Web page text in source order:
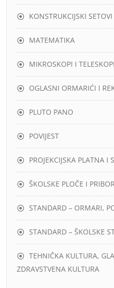
KONSTRUKCIJSKI
MATEMATIKA
MIKROSKOPI I TELESKOPI
OGLASNI ORMARIĆI I
PLUTO PANO
POVIJEST
PROJEKCIJSKA PLATNA I
ŠKOLSKE PLOČE I PRIBOR
STANDARD – ORMARI,
STANDARD – ŠKOLSKE
TEHNIČKA KULTURA,
ZDRAVSTVENA KULTURA